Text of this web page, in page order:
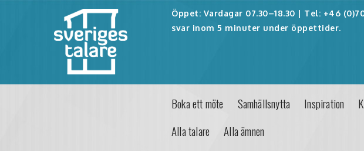
Öppet: Vardagar 07.30–18.30 | Tel: +46
svar inom 5 minuter under öppettider.
Boka ett möte Samhällsnytta Inspiration
Alla talare
Alla ämnen